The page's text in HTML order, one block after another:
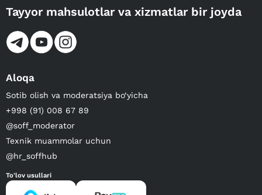
Tayyor mahsulotlar va xizmatlar bir joyda
Aloqa
Sotib olish va moderatsiya bo‘yicha
+998 (91) 008 67 89
@soff_moderator
Texnik muammolar uchun
@hr_soffhub
To'lov usullari